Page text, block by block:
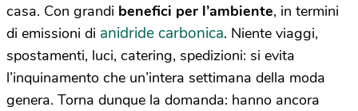
casa. Con grandi benefici per l’ambiente, in termini
di emissioni di anidride carbonica. Niente viaggi,
spostamenti, luci, catering, spedizioni: si evita
l’inquinamento che un’intera settimana della moda
genera. Torna dunque la domanda: hanno ancora